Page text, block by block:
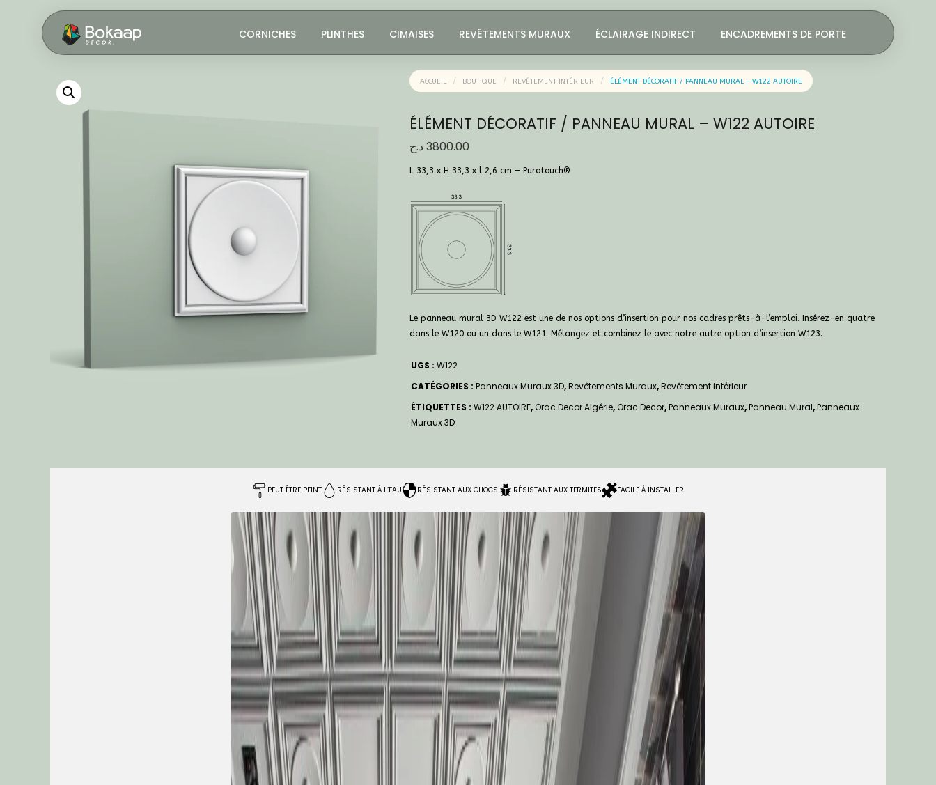
CORNICHES PLINTHES CIMAISES REVÊTEMENTS MURAUX ÉCLAIRAGE INDIRECT ENCADREMENTS DE PORTE
ACCUEIL BOUTIQUE REVÊTEMENT INTÉRIEUR ÉLÉMENT DÉCORATIF / PANNEAU MURAL – W122 AUTOIRE
ÉLÉMENT DÉCORATIF / PANNEAU MURAL – W122 AUTOIRE
3800.00 د.ج
L 33,3 x H 33,3 x l 2,6 cm – Purotouch® ‎
Le panneau mural 3D W122 est une de nos options d’insertion pour nos cadres prêts-à-l’emploi. Insérez-en quatre
dans le W120 ou un dans le W121. Mélangez et combinez le avec notre autre option d’insertion W123.
UGS : W122
CATÉGORIES : Panneaux Muraux 3D,Revêtements Muraux,Revêtement intérieur
ÉTIQUETTES : W122 AUTOIRE,Orac Decor Algérie,Orac Decor,Panneaux Muraux,Panneau Mural,Panneaux
Muraux 3D
PEUT ÊTRE PEINT RÉSISTANT À L’EAU RÉSISTANT AUX CHOCS RÉSISTANT AUX TERMITES FACILE À INSTALLER